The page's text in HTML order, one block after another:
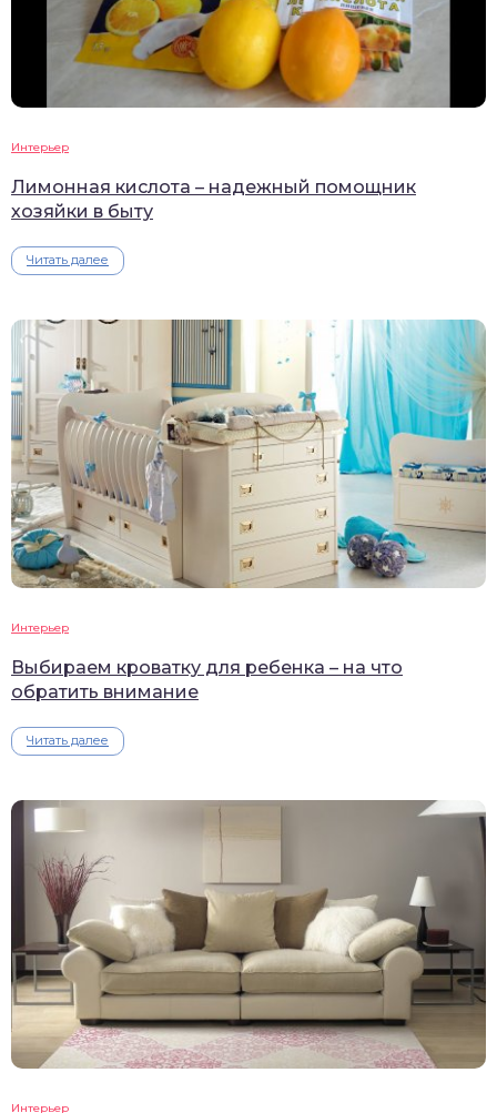
Интерьер
Лимонная кислота – надежный помощник
хозяйки в быту
Читать далее
Интерьер
Выбираем кроватку для ребенка – на что
обратить внимание
Читать далее
Интерьер